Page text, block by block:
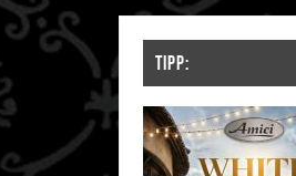
TIPP: